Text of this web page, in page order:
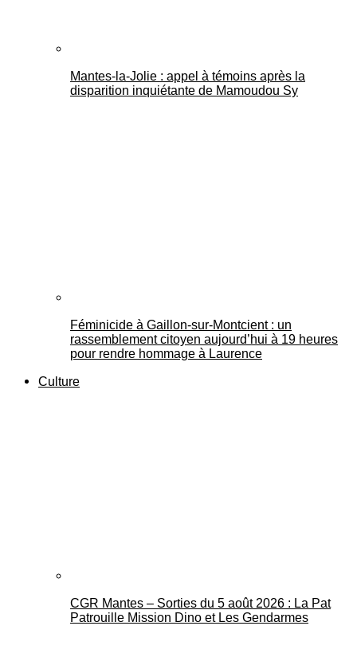
Mantes-la-Jolie : appel à témoins après la
disparition inquiétante de Mamoudou Sy
Féminicide à Gaillon‑sur‑Montcient : un
rassemblement citoyen aujourd’hui à 19 heures
pour rendre hommage à Laurence
Culture
CGR Mantes – Sorties du 5 août 2026 : La Pat
Patrouille Mission Dino et Les Gendarmes